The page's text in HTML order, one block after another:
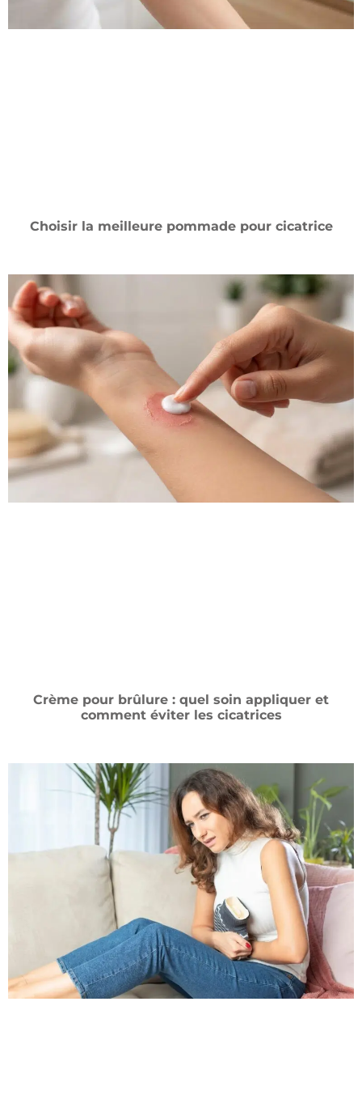
Choisir la meilleure pommade pour cicatrice
Crème pour brûlure : quel soin appliquer et
comment éviter les cicatrices